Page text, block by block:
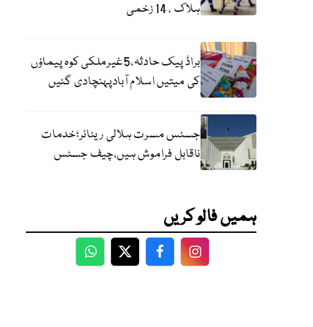
ہلاک ، 14 زخمی
براڈ پیک حادثہ،5غیرملکی کوہ پیماؤں
کی میتیں اسلام آبادپہنچادی گئیں
جسٹس مسرت ہلالی ریٹائر؛خدمات
ناقابل فراموش ہیں،چیف جسٹس
ہمیں فالو کریں
WhatsApp
TwitterFacebookFacebook